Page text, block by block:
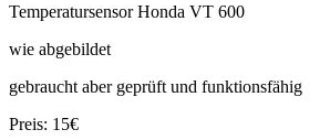
Temperatursensor Honda VT 600
wie abgebildet
gebraucht aber geprüft und funktionsfähig
Preis: 15€